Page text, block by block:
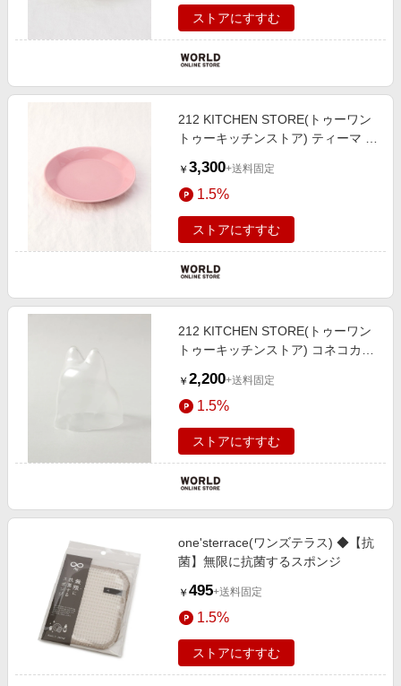
ストアにすすむ
212 KITCHEN STORE(トゥーワン
トゥーキッチンストア) ティーマ プ
ラ＞
￥ 3,300+送料固定
1.5%
ストアにすすむ
212 KITCHEN STORE(トゥーワン
トゥーキッチンストア) コネコカッ
￥ 2,200+送料固定
1.5%
ストアにすすむ
one'sterrace(ワンズテラス) ◆【抗
菌】無限に抗菌するスポンジ
￥ 495+送料固定
1.5%
ストアにすすむ